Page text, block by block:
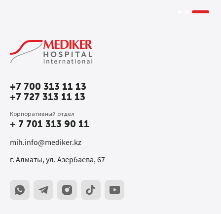
+7 700 313 11 13
+7 727 313 11 13
Корпоративный отдел
+ 7 701 313 90 11
mih.info@mediker.kz
г. Алматы, ул. Азербаева, 67